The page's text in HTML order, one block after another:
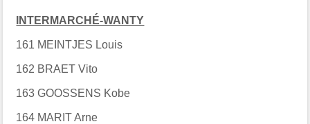
INTERMARCHÉ-WANTY
161 MEINTJES Louis
162 BRAET Vito
163 GOOSSENS Kobe
164 MARIT Arne